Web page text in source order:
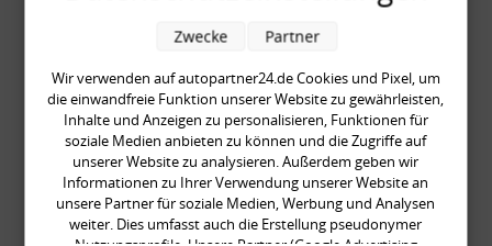
2x Ankerblech,
Spritzschutz,
Vorderachse, für VW
Golf 1/2/3, Umbau G60
Wir verwenden auf autopartner24.de Cookies und Pixel, um
die einwandfreie Funktion unserer Website zu gewährleisten,
Inhalte und Anzeigen zu personalisieren, Funktionen für
soziale Medien anbieten zu können und die Zugriffe auf
unserer Website zu analysieren. Außerdem geben wir
Informationen zu Ihrer Verwendung unserer Website an
unsere Partner für soziale Medien, Werbung und Analysen
weiter. Dies umfasst auch die Erstellung pseudonymer
Zwecke Partner